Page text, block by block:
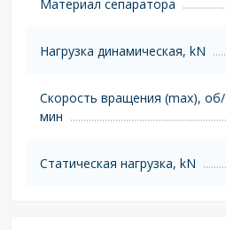
Материал сепаратора
Нагрузка динамическая, kN
Скорость вращения (max), об/
мин
Статическая нагрузка, kN